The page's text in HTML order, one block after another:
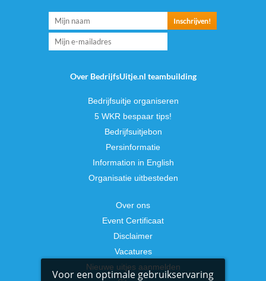
Over BedrijfsUitje.nl teambuilding
Bedrijfsuitje organiseren
5 WKR bespaar tips!
Bedrijfsuitjebon
Persinformatie
Information in English
Organisatie uitbesteden
Over ons
Event Certificaat
Disclaimer
Vacatures
Nieuwe uitjes aanmelden
Voor een optimale gebruikservaring